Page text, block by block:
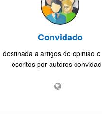
Convidado
destinada a artigos de opinião
escritos por autores